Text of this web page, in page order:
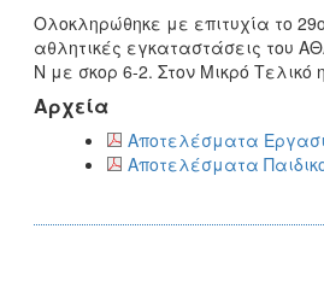
Ολοκληρώθηκε με επιτυχία το
αθλητικές εγκαταστάσεις του
Ν με σκορ 6-2. Στον Μικρό
Αρχεία
Αποτελέσματα
Αποτελέσματα